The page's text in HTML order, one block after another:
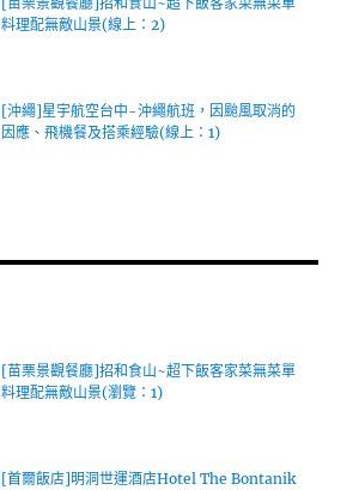
料理配無敵山景(線上：2)
[沖繩]星宇航空台中-沖繩航班，因颱風取消的
因應、飛機餐及搭乘經驗(線上：1)
[苗栗景觀餐廳]招和食山~超下飯客家菜無菜單
料理配無敵山景(瀏覽：1)
[首爾飯店]明洞世運酒店Hotel The Bontanik